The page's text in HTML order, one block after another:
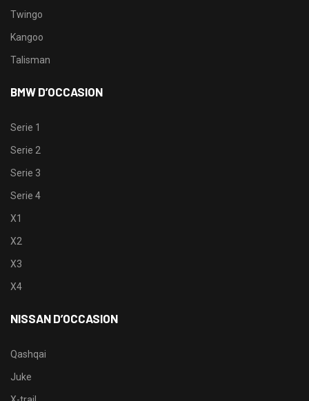
Twingo
Kangoo
Talisman
BMW D’OCCASION
Serie 1
Serie 2
Serie 3
Serie 4
X1
X2
X3
X4
NISSAN D’OCCASION
Qashqai
Juke